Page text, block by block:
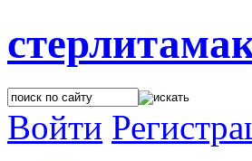
Войти